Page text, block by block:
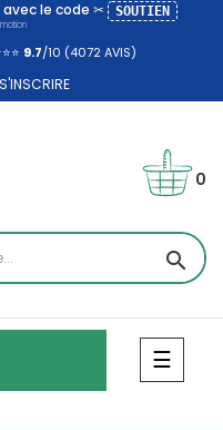
le code ✂ SOUTIEN
9.7/10 (4072AVIS)
S'INSCRIRE
search
0
☰